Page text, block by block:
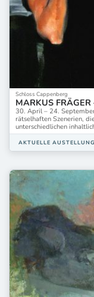
Schloss Cappenberg
MARKUS FRÄGER
30. April – 24.
rätselhaften Szenerien,
unterschiedlichen
AKTUELLE